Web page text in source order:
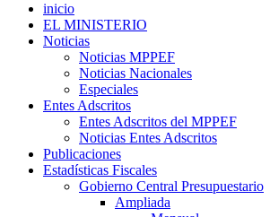
inicio
EL MINISTERIO
Noticias
Noticias MPPEF
Noticias Nacionales
Especiales
Entes Adscritos
Entes Adscritos del MPPEF
Noticias Entes Adscritos
Publicaciones
Estadísticas Fiscales
Gobierno Central Presupuestario
Ampliada